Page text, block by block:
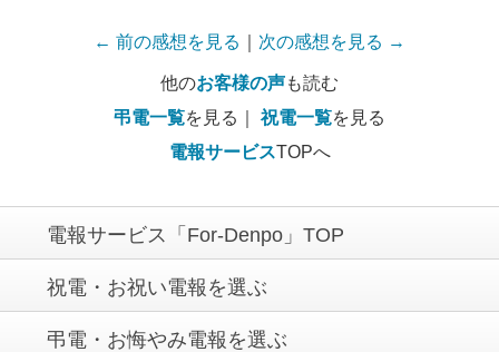
← 前の感想を見る 次の感想を見る →
他のお客様の声も読む
弔電一覧を見る｜祝電一覧を見る
電報サービスTOPへ
電報サービス「For-Denpo」TOP
祝電・お祝い電報を選ぶ
弔電・お悔やみ電報を選ぶ